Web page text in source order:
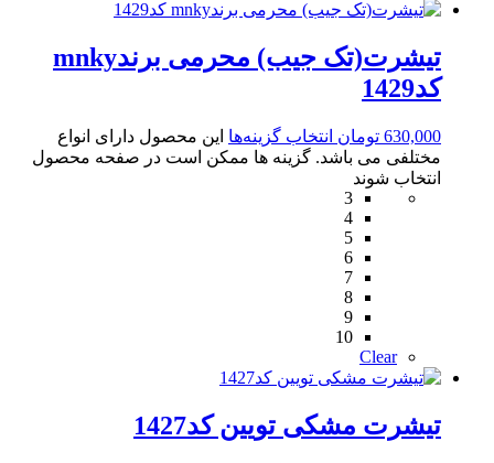
تیشرت(تک جیب) محرمی برندmnky
کد1429
630,000 تومان انتخاب گزینه‌ها این محصول دارای انواع
مختلفی می باشد. گزینه ها ممکن است در صفحه محصول
انتخاب شوند
3
4
5
6
7
8
9
10
Clear
تیشرت مشکی تویین کد1427